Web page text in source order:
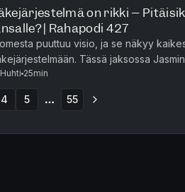
on rikki –
| Rahapodi 427
puuttuu visio, ja se näkyy
Tässä jaksossa
Risto Murron ja Jaakko
25min
4 5 55